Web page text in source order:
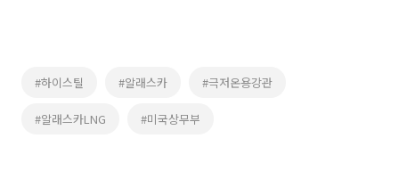
#하이스틸 #알래스카 #극저온용강관
#알래스카LNG #미국상무부